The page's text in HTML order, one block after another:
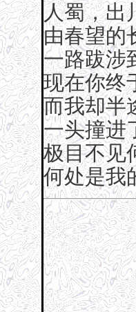
人蜀，出
由春望的
一路跋涉
现在你终
而我却半
一头撞进
极目不见
何处是我